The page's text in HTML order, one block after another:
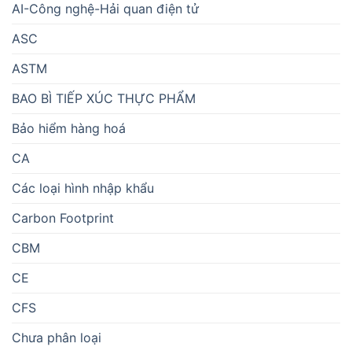
AI-Công nghệ-Hải quan điện tử
ASC
ASTM
BAO BÌ TIẾP XÚC THỰC PHẨM
Bảo hiểm hàng hoá
CA
Các loại hình nhập khẩu
Carbon Footprint
CBM
CE
CFS
Chưa phân loại